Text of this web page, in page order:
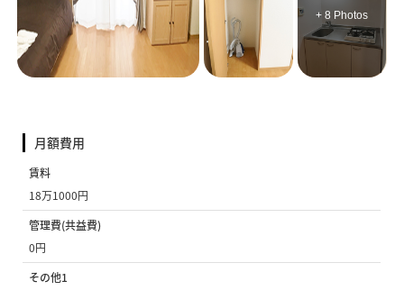
+ 8 Photos
月額費用
賃料
18万1000円
管理費(共益費)
0円
その他1